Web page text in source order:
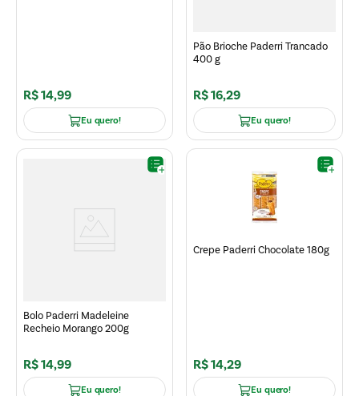
R$14,99
Eu quero!
Pão Brioche Paderri Trancado
400 g
R$16,29
Eu quero!
Bolo Paderri Madeleine
Recheio Morango 200g
R$14,99
Eu quero!
Crepe Paderri Chocolate 180g
R$14,29
Eu quero!